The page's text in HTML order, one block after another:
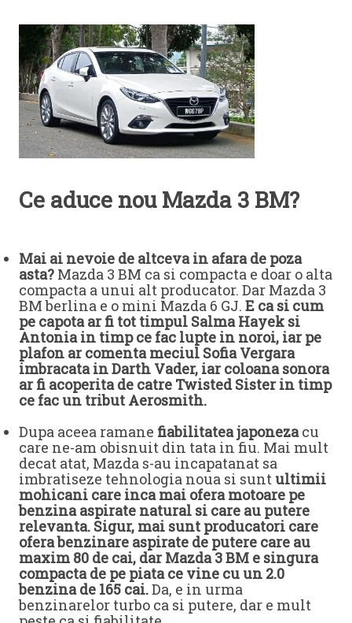
Ce aduce nou Mazda 3 BM?
Mai ai nevoie de altceva in afara de poza
asta? Mazda 3 BM ca si compacta e doar o alta
compacta a unui alt producator. Dar Mazda 3
BM berlina e o mini Mazda 6 GJ. E ca si cum
pe capota ar fi tot timpul Salma Hayek si
Antonia in timp ce fac lupte in noroi, iar pe
plafon ar comenta meciul Sofia Vergara
imbracata in Darth Vader, iar coloana sonora
ar fi acoperita de catre Twisted Sister in timp
ce fac un tribut Aerosmith.
Dupa aceea ramane fiabilitatea japonezacu
care ne-am obisnuit din tata in fiu. Mai mult
decat atat, Mazda s-au incapatanat sa
imbratiseze tehnologia noua si sunt ultimii
mohicani care inca mai ofera motoare pe
benzina aspirate natural si care au putere
relevanta. Sigur, mai sunt producatori care
ofera benzinare aspirate de putere care au
maxim 80 de cai, dar Mazda 3 BM e singura
compacta de pe piata ce vine cu un 2.0
benzina de 165 cai.Da, e in urma
benzinarelor turbo ca si putere, dar e mult